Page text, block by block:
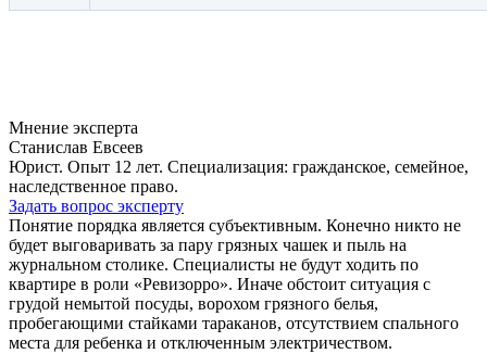
Мнение эксперта
Станислав Евсеев
Юрист. Опыт 12 лет. Специализация: гражданское, семейное,
наследственное право.
Задать вопрос эксперту
Понятие порядка является субъективным. Конечно никто не
будет выговаривать за пару грязных чашек и пыль на
журнальном столике. Специалисты не будут ходить по
квартире в роли «Ревизорро». Иначе обстоит ситуация с
грудой немытой посуды, ворохом грязного белья,
пробегающими стайками тараканов, отсутствием спального
места для ребенка и отключенным электричеством.